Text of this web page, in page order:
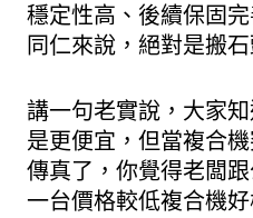
穩定性高、後續保固
同仁來說，絕對是搬
講一句老實說，大家
是更便宜，但當複合
傳真了，你覺得老闆
一台價格較低複合機